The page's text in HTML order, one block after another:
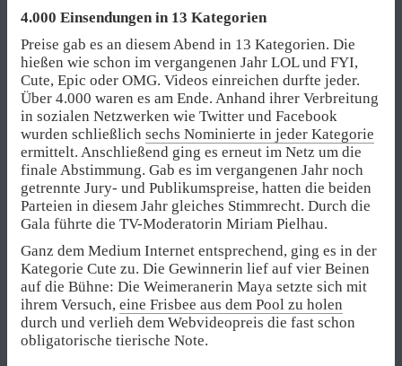
4.000 Einsendungen in 13 Kategorien
Preise gab es an diesem Abend in 13 Kategorien. Die
hießen wie schon im vergangenen Jahr LOL und FYI,
Cute, Epic oder OMG. Videos einreichen durfte jeder.
Über 4.000 waren es am Ende. Anhand ihrer Verbreitung
in sozialen Netzwerken wie Twitter und Facebook
wurden schließlich sechs Nominierte in jeder Kategorie
ermittelt. Anschließend ging es erneut im Netz um die
finale Abstimmung. Gab es im vergangenen Jahr noch
getrennte Jury- und Publikumspreise, hatten die beiden
Parteien in diesem Jahr gleiches Stimmrecht. Durch die
Gala führte die TV-Moderatorin Miriam Pielhau.
Ganz dem Medium Internet entsprechend, ging es in der
Kategorie Cute zu. Die Gewinnerin lief auf vier Beinen
auf die Bühne: Die Weimeranerin Maya setzte sich mit
ihrem Versuch, eine Frisbee aus dem Pool zu holen
durch und verlieh dem Webvideopreis die fast schon
obligatorische tierische Note.